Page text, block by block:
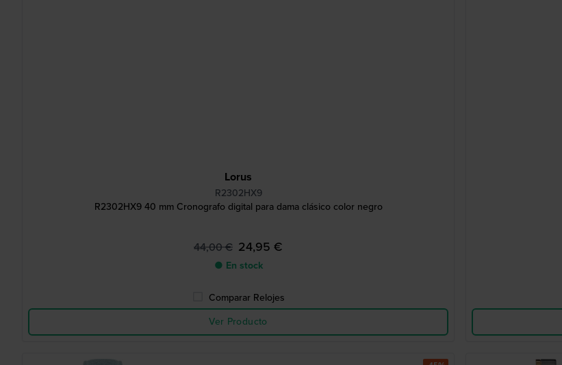
Lorus
R2302HX9
R2302HX9 40 mm Cronografo digital para dama clásico color negro
44,00 € 24,95 €
● En stock
Comparar Relojes
Ver Producto